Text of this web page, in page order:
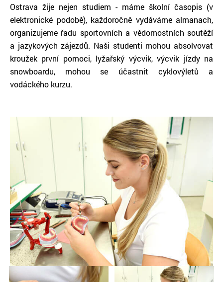
Ostrava žije nejen studiem - máme školní časopis (v
elektronické podobě), každoročně vydáváme almanach,
organizujeme řadu sportovních a vědomostních soutěží
a jazykových zájezdů. Naši studenti mohou absolvovat
kroužek první pomoci, lyžařský výcvik, výcvik jízdy na
snowboardu, mohou se účastnit cyklovýletů a
vodáckého kurzu.